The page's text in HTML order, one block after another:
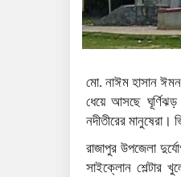
মো. নাঈম হাসান ঈমন,
ধেয়ে আসছে
নদীতীরের মানুষেরা।
রাজাপুর উপজেলা
সাইক্লোন শেল্টার